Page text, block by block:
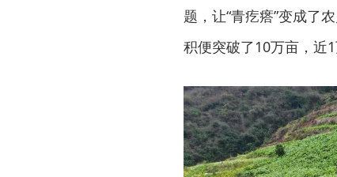
题，让“青疙瘩”变成了
积便突破了10万亩，近